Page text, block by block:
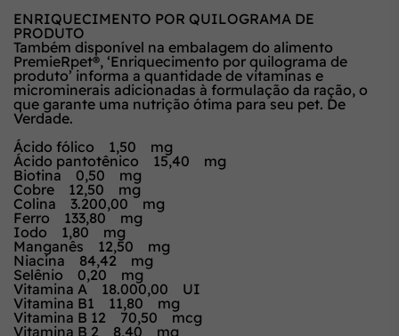
ENRIQUECIMENTO POR QUILOGRAMA DE
PRODUTO
Também disponível na embalagem do alimento
PremieRpet®, ‘Enriquecimento por quilograma de
produto’ informa a quantidade de vitaminas e
microminerais adicionadas à formulação da ração, o
que garante uma nutrição ótima para seu pet. De
Verdade.
Ácido fólico 1,50 mg
Ácido pantotênico 15,40 mg
Biotina 0,50 mg
Cobre 12,50 mg
Colina 3.200,00 mg
Ferro 133,80 mg
Iodo 1,80 mg
Manganês 12,50 mg
Niacina 84,42 mg
Selênio 0,20 mg
Vitamina A 18.000,00 UI
Vitamina B1 11,80 mg
Vitamina B 12 70,50 mcg
Vitamina B 2 8,40 mg